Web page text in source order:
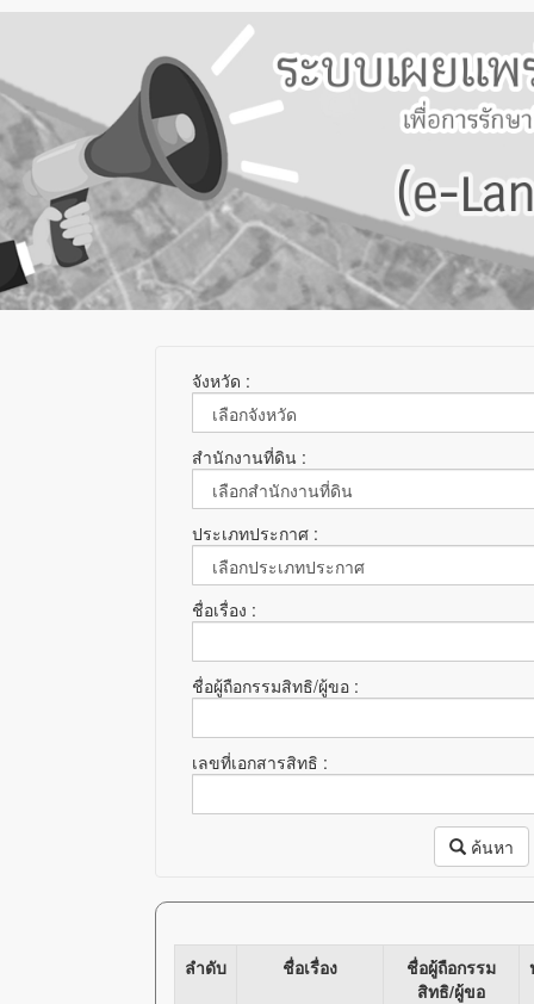
จังหวัด :
สำนักงานที่ดิน :
ประเภทประกาศ :
ชื่อเรื่อง :
ชื่อผู้ถือกรรมสิทธิ/ผู้ขอ :
เลขที่เอกสารสิทธิ :
ค้นหา
ลำดับ ชื่อเรื่อง
ชื่อผู้ถือกรรม
สิทธิ/ผู้ขอ